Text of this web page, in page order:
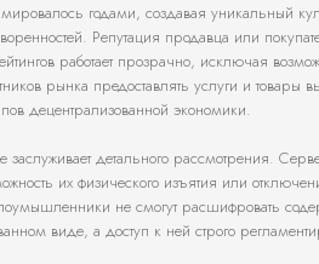
годами, создавая уникальный
Репутация продавца или
работает прозрачно, исключая
рынка предоставлять услуги и товары
децентрализованной экономики.
заслуживает детального рассмотрения.
их физического изъятия или
не смогут расшифровать
виде, а доступ к ней строго